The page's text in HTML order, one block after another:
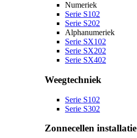
Numeriek
Serie S102
Serie S202
Alphanumeriek
Serie SX102
Serie SX202
Serie SX402
Weegtechniek
Serie S102
Serie S302
Zonnecellen installatie